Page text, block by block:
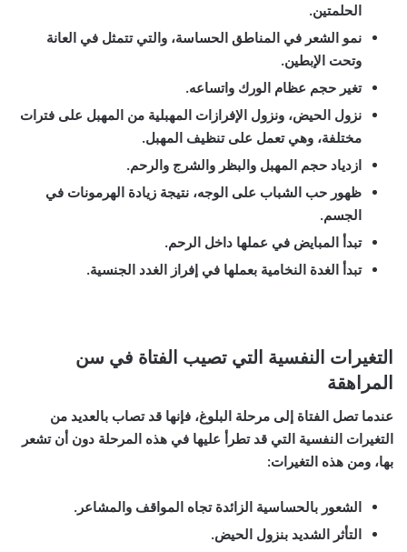
الحلمتين.
نمو الشعر في المناطق الحساسة، والتي تتمثل في العانة
وتحت الإبطين.
تغير حجم عظام الورك واتساعه.
نزول الحيض، ونزول الإفرازات المهبلية من المهبل على فترات
مختلفة، وهي تعمل على تنظيف المهبل.
ازدياد حجم المهبل والبظر والشرج والرحم.
ظهور حب الشباب على الوجه، نتيجة زيادة الهرمونات في
الجسم.
تبدأ المبايض في عملها داخل الرحم.
تبدأ الغدة النخامية بعملها في إفراز الغدد الجنسية.
التغيرات النفسية التي تصيب الفتاة في سن
المراهقة
عندما تصل الفتاة إلى مرحلة البلوغ، فإنها قد تصاب بالعديد من
التغيرات النفسية التي قد تطرأ عليها في هذه المرحلة دون أن تشعر
بها، ومن هذه التغيرات:
الشعور بالحساسية الزائدة تجاه المواقف والمشاعر.
التأثر الشديد بنزول الحيض.